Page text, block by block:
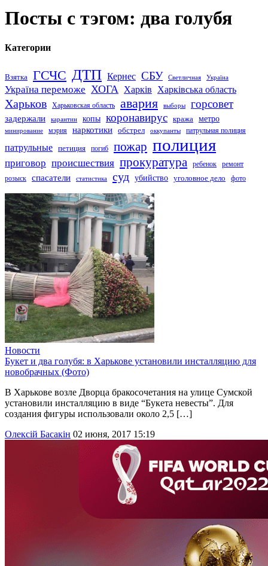
Посты с тэгом: два голубя
Категории
Взятка ГСЧС ДТП Кернес СБУ Светличная Україна
Україна переможе ХОГА Харків Харківська область
Харьков Харьковская область авария выборы горсовет
задержали карантин копы коронавирус кража метро
минирование мэрия наркотики обстрел оккупанты патрульная полиция
патрульные петиция погиб пожар полиция
приговор происшествия прокуратура ребенок
ремонт
розыск
спасатели статистика суд убийство уголовное дело фото
Новости
Букет и два голубя: в Харькове установили инсталляцию для
новобрачных (Фото)
В Харькове возле Дворца бракосочетания на улице Сумской
установили инсталляцию в виде “Букета невесты”. Для
создания фигуры использовали около 2,5 […]
Олексій Басакін 02 июня, 2017 15:19